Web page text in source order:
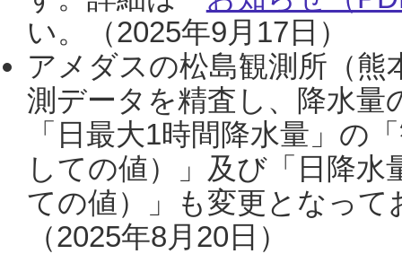
い。（2025年9月17日）
アメダスの松島観測所（熊
測データを精査し、降水
「日最大1時間降水量」の
しての値）」及び「日降
ての値）」も変更となっ
（2025年8月20日）